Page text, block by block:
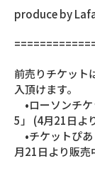
produce by
前売りチケット
入頂けます。
•ローソンチ
5」 (4月21日よ
•チケットぴ
月21日より販売